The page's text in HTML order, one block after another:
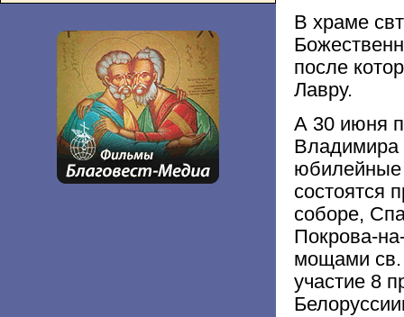
В храме
после
Лавру.
А 30 июня
Владимира
юбилейные
состоятся
соборе,
Покрова-
мощами св.
участие 8